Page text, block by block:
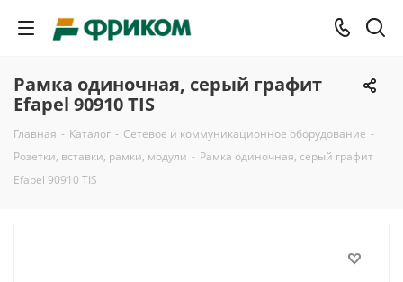
Рамка одиночная, серый графит
Efapel 90910 TIS
Главная - Каталог - Сетевое и коммуникационное оборудование -
Розетки, вставки, рамки, модули - Рамка одиночная, серый графит
Efapel 90910 TIS